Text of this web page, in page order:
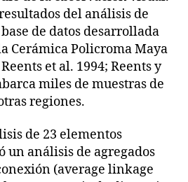
del análisis de
de datos desarrollada
Cerámica Policroma Maya
et al. 1994; Reents y
miles de muestras de
regiones.
de 23 elementos
un análisis de agregados
(average linkage